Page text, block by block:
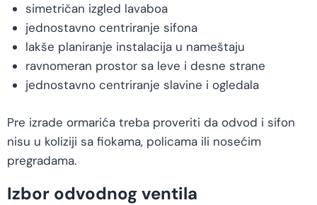
simetričan izgled lavaboa
jednostavno centriranje sifona
lakše planiranje instalacija u nameštaju
ravnomeran prostor sa leve i desne strane
jednostavno centriranje slavine i ogledala
Pre izrade ormarića treba proveriti da odvod i sifon
nisu u koliziji sa fiokama, policama ili nosećim
pregradama.
Izbor odvodnog ventila